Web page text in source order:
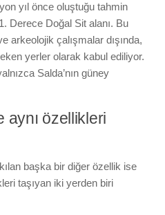
yıl önce oluştuğu tahmin
Derece Doğal Sit alanı. Bu
arkeolojik çalışmalar dışında,
yerler olarak kabul ediliyor.
Salda’nın güney
aynı özellikleri
başka bir diğer özellik ise
taşıyan iki yerden biri